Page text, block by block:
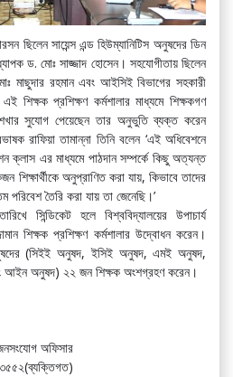
ছিলেন সায়েন্স এন্ড হিউম্যানিটিস অনুষদের ডিন
ড. মোঃ সাজ্জাদ হোসেন। সহযোগীতায় ছিলেন
মাছুদার রহমান এবং আইসিই বিভাগের সহকারী
শিক্ষক প্রশিক্ষণ কর্মশালার মাধ্যমে শিক্ষকগণ
সুযোগ পেয়েছেন তার অনুভুতি ব্যক্ত করেন
রাফিয়া তামান্না তিনি বলেন ‘এই অধিবেশনে
ক্লাস এর মাধ্যমে পাঠদান সম্পর্কে কিছু অত্যন্ত
শিক্ষার্থীকে অনুপ্রাণিত করা যায়, কিভাবে তাদের
পরিবেশ তৈরি করা যায় তা জেনেছি।’
সিন্ডিকেট হলে বিশ্ববিদ্যালয়ের উপাচার্য
শিক্ষক প্রশিক্ষণ কর্মশালার উদ্বোধন করেন।
(সিইই অনুষদ, ইসিই অনুষদ, এমই অনুষদ,
আইন অনুষদ) ২২ জন শিক্ষক অংশগ্রহণ করেন।
অফিসার